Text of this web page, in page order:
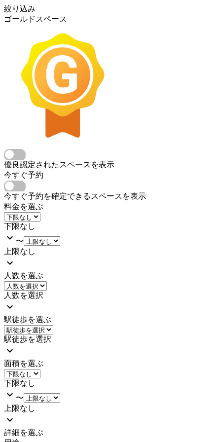
絞り込み
ゴールドスペース
優良認定されたスペースを表示
今すぐ予約
今すぐ予約を確定できるスペースを表示
料金を選ぶ
下限なし
〜
上限なし
人数を選ぶ
人数を選択
駅徒歩を選ぶ
駅徒歩を選択
面積を選ぶ
下限なし
〜
上限なし
詳細を選ぶ